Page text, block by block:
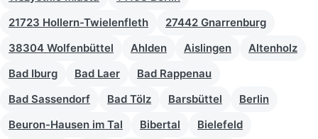
21723 Hollern-Twielenfleth
27442 Gnarrenburg
38304 Wolfenbüttel
Ahlden Aislingen
Altenholz
Bad Iburg
Bad Laer
Bad Rappenau
Bad Sassendorf
Bad Tölz Barsbüttel
Berlin
Beuron-Hausen im Tal
Bibertal
Bielefeld